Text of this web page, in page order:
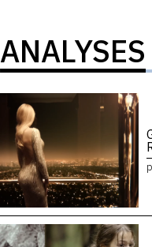
ANALYSES